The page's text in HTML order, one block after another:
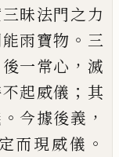
昧法門之力
雨寶物 。 三
後一常心 ， 滅
起威儀 ； 其
。 今據後義 ，
而現威儀 。